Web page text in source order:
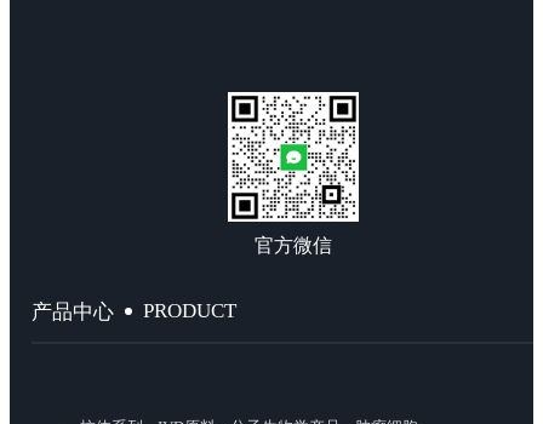
官方微信
产品中心 PRODUCT